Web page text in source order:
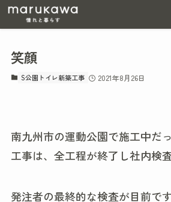
笑顔
S公園トイレ新築工事 2021年8月26日
南九州市の運動公園で施工中だ
工事は、全工程が終了し社内検査
発注者の最終的な検査が目前です